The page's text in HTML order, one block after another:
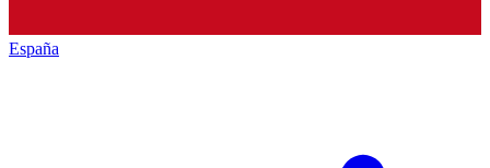
España